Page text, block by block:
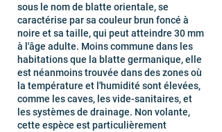
sous le nom de blatte orientale, se
caractérise par sa couleur brun foncé à
noire et sa taille, qui peut atteindre 30 mm
à l'âge adulte. Moins commune dans les
habitations que la blatte germanique, elle
est néanmoins trouvée dans des zones où
la température et l'humidité sont élevées,
comme les caves, les vide-sanitaires, et
les systèmes de drainage. Non volante,
cette espèce est particulièrement